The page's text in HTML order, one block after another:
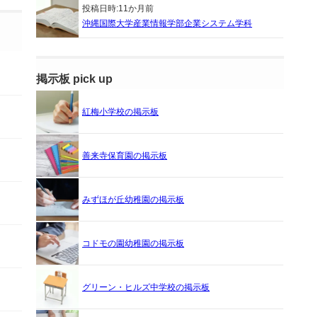
投稿日時:11か月前
沖縄国際大学産業情報学部企業システム学科
掲示板 pick up
紅梅小学校の掲示板
善来寺保育園の掲示板
みずほが丘幼稚園の掲示板
コドモの園幼稚園の掲示板
グリーン・ヒルズ中学校の掲示板